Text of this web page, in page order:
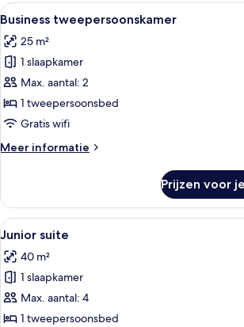
Alle
foto's
voor
Business
tweepersoonskamer
laden
Een
5
Business tweepersoonskamer
25 m²
1 slaapkamer
Max. aantal: 2
1 tweepersoonsbed
Gratis wifi
Meer informatie
Meer
tweepersoonskamer
Prijzen voor
Alle
foto's
voor
Junior
suite
laden
Een
10
Junior suite
40 m²
1 slaapkamer
Max. aantal: 4
1 tweepersoonsbed